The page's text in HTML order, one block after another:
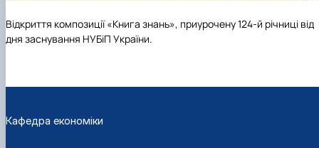
Відкриття композиції «Книга знань», приурочену 124-й річниці від
дня заснування НУБіП України.
Кафедра економіки